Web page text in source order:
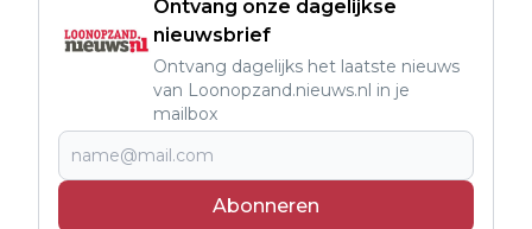
Ontvang onze dagelijkse
nieuwsbrief
Ontvang dagelijks het laatste nieuws
van Loonopzand.nieuws.nl in je
mailbox
Abonneren